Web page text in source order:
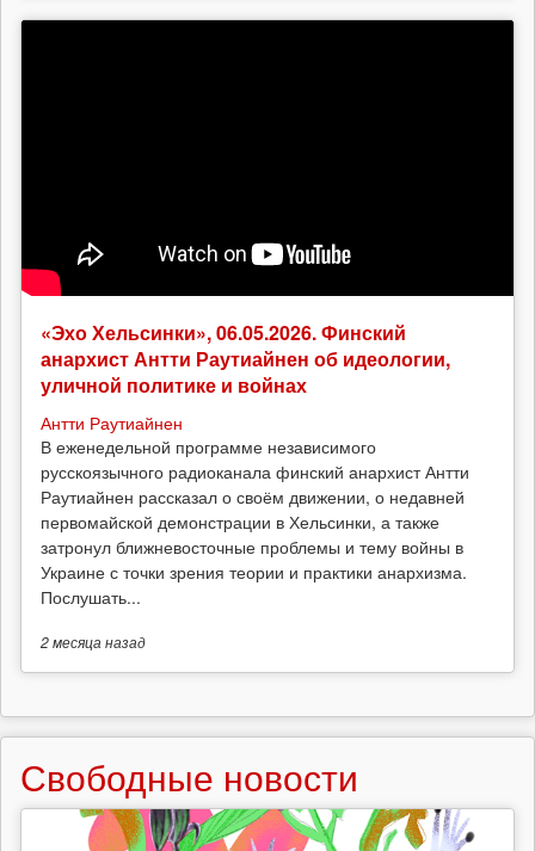
«Эхо Хельсинки», 06.05.2026. Финский
анархист Антти Раутиайнен об идеологии,
уличной политике и войнах
Антти Раутиайнен
В еженедельной программе независимого
русскоязычного радиоканала финский анархист Антти
Раутиайнен рассказал о своём движении, о недавней
первомайской демонстрации в Хельсинки, а также
затронул ближневосточные проблемы и тему войны в
Украине с точки зрения теории и практики анархизма.
Послушать...
2 месяцаназад
Свободные новости